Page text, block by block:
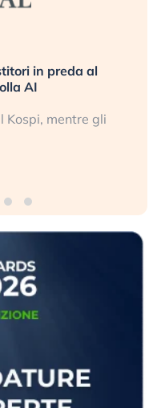
in preda al
AI
Kospi, mentre gli